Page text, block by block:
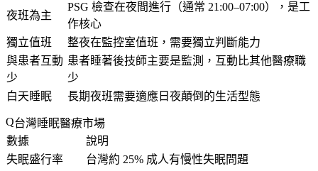
夜班為主
PSG 檢查在夜間進行（通常 21:00–07:00），是工
作核心
獨立值班
整夜在監控室值班，需要獨立判斷能力
與患者互動
少
患者睡著後技師主要是監測，互動比其他醫療職
少
白天睡眠
長期夜班需要適應日夜顛倒的生活型態
台灣睡眠醫療市場
數據
說明
失眠盛行率
台灣約 25% 成人有慢性失眠問題